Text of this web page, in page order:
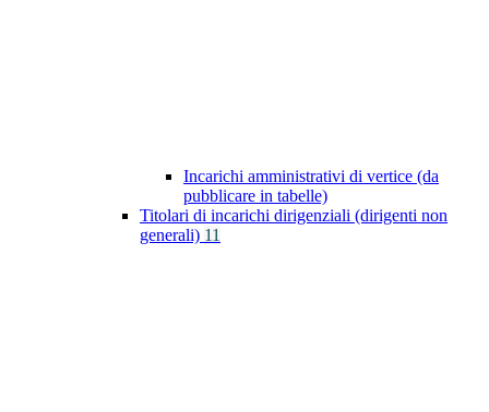
Incarichi amministrativi di vertice (da
pubblicare in tabelle)
Titolari di incarichi dirigenziali (dirigenti non
generali) 11